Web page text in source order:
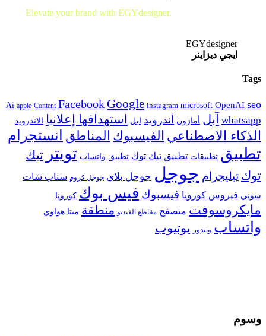
Elevate your brand with EGYdesigner.
EGYdesigner
ايجي ديزاينر
Tags
Ai apple Content FacebookGoogle instagram microsoft OpenAI seo
whatsapp آبل أمازون أندرويد ابل استهدافها إعلانيا الاندرويد
الذكاء الاصطناعي الفيسبوك المناطق انستجرام
تطبيق تطبيقات تطبيق تيك توك تطبيق واتساب تويتر تيك
توك تيليجرام جوجل جوجل بلاي جوجل كروم سناب شات
سوني فيروس كورونا فيسبوك فيس بوك كورونا
مايكروسوفت متصفح مقاطع الفيديو منطقة ميتا هواوي
واتساب ويندوز يوتيوب
وسوم